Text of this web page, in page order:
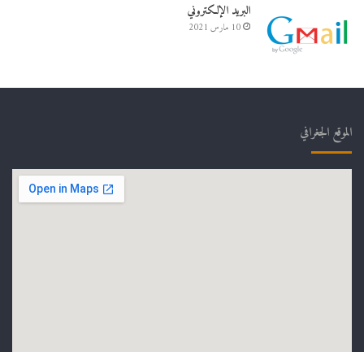
البريد الإلكتروني
10 مارس 2021
الموقع الجغرافي